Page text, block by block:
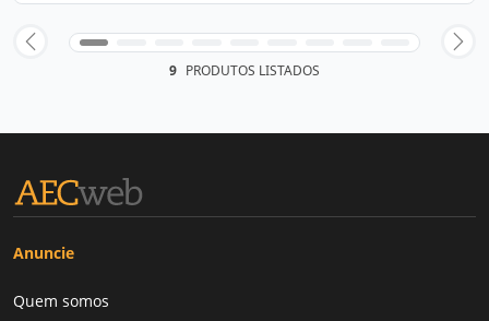
9 PRODUTOS LISTADOS
Anuncie
Quem somos